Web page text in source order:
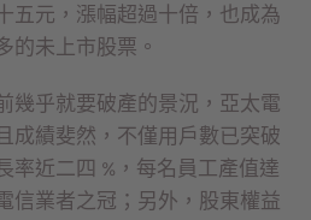
五元，漲幅超過十倍，也成為
的未上市股票。
幾乎就要破產的景況，亞太電
成績斐然，不僅用戶數已突破
率近二四 %，每名員工產值達
信業者之冠；另外，股東權益